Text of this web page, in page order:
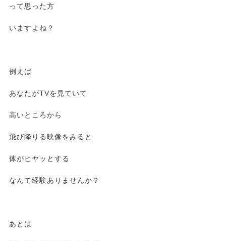
って思った方
いますよね？
例えば
あなたがTVを見ていて
高いところから
飛び降りる映像をみると
体がヒヤッとする
なんて経験ありませんか？
あとは